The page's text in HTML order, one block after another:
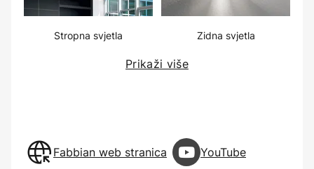
Stropna svjetla Zidna svjetla
Prikaži više
Fabbian web stranica YouTube